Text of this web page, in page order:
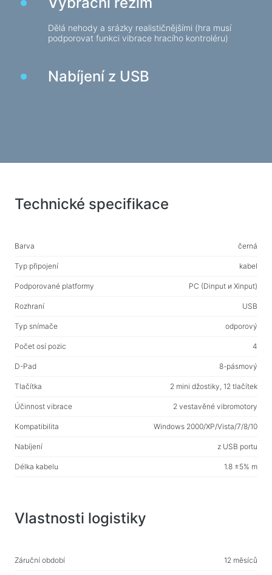
Nabíjecí zařízení siťové
Kabely a adaptéry
Kabely USB
Držáky
To auto
Web-kamery
Batohy, tašky, držáky, další doplňky
Sportovní tašky
Stojany na notebooky
Tašky a batohy na notebooky
Cestovní batohy
Držáky do auta
Batohy pro studium i volný čas
Prostředky bezkontaktního čištění
Vlhké ubrousky
Dělá nehody a srázky realističnějšími (hra musí
podporovat funkci vibrace hracího kontroléru)
Nabíjení z USB
Technické specifikace
Barva černá
Typ připojení kabel
Podporované platformy PC (Dinput и Xinput)
Rozhraní USB
Typ snímače odporový
Počet osí pozic 4
D-Pad 8-pásmový
Tlačítka 2 mini džostiky, 12 tlačítek
Účinnost vibrace 2 vestavěné vibromotory
Kompatibilita Windows 2000/XP/Vista/7/8/10
Nabíjení z USB portu
Délka kabelu 1.8 ±5% m
Vlastnosti logistiky
Záruční období 12 měsíců